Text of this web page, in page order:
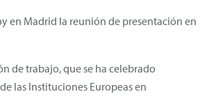
en Madrid la reunión de presentación en
de trabajo, que se ha celebrado
las Instituciones Europeas en